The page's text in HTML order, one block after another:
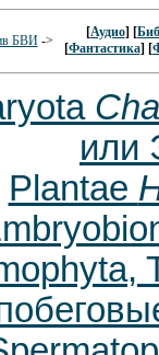
БВИ->
[Аудио] [
[Фантастика] [
или
Plantae